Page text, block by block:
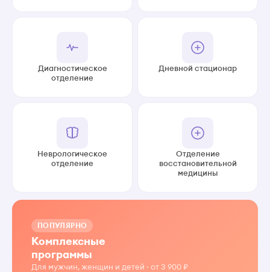
Диагностическое
отделение
Дневной стационар
Неврологическое
отделение
Отделение
восстановительной
медицины
ПОПУЛЯРНО
Комплексные
программы
Для мужчин, женщин и детей · от 3 900 ₽